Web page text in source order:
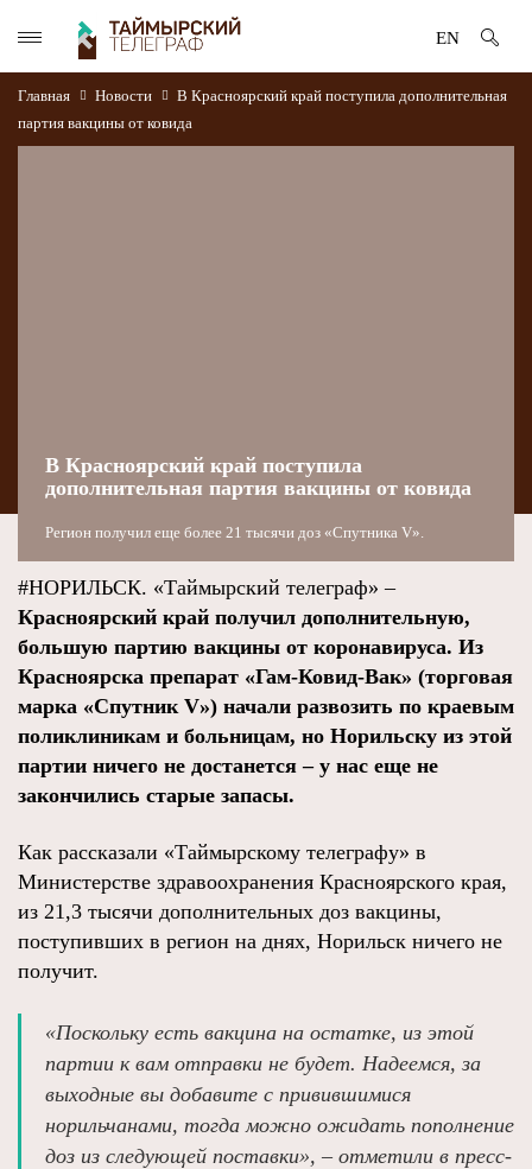
EN
Главная Новости
В Красноярский край поступила дополнительная
партия вакцины от ковида
В Красноярский край поступила
дополнительная партия вакцины от ковида
Регион получил еще более 21 тысячи доз «Спутника V».
#НОРИЛЬСК. «Таймырский телеграф» –
Красноярский край получил дополнительную,
большую партию вакцины от коронавируса. Из
Красноярска препарат «Гам-Ковид-Вак» (торговая
марка «Спутник V») начали развозить по краевым
поликлиникам и больницам, но Норильску из этой
партии ничего не достанется – у нас еще не
закончились старые запасы.
Как рассказали «Таймырскому телеграфу» в
Министерстве здравоохранения Красноярского края,
из 21,3 тысячи дополнительных доз вакцины,
поступивших в регион на днях, Норильск ничего не
получит.
«Поскольку есть вакцина на остатке, из этой
партии к вам отправки не будет. Надеемся, за
выходные вы добавите с привившимися
норильчанами, тогда можно ожидать пополнение
доз из следующей поставки», – отметили в пресс-